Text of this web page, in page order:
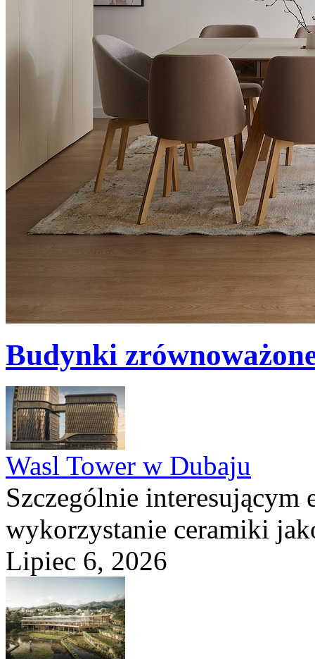
Budynki
Wasl Tower w Dubaju
Szczególnie interesującym
wykorzystanie ceramiki
Lipiec 6, 2026